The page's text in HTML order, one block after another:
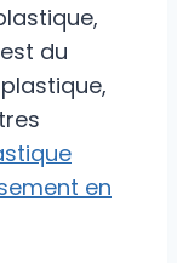
du
en